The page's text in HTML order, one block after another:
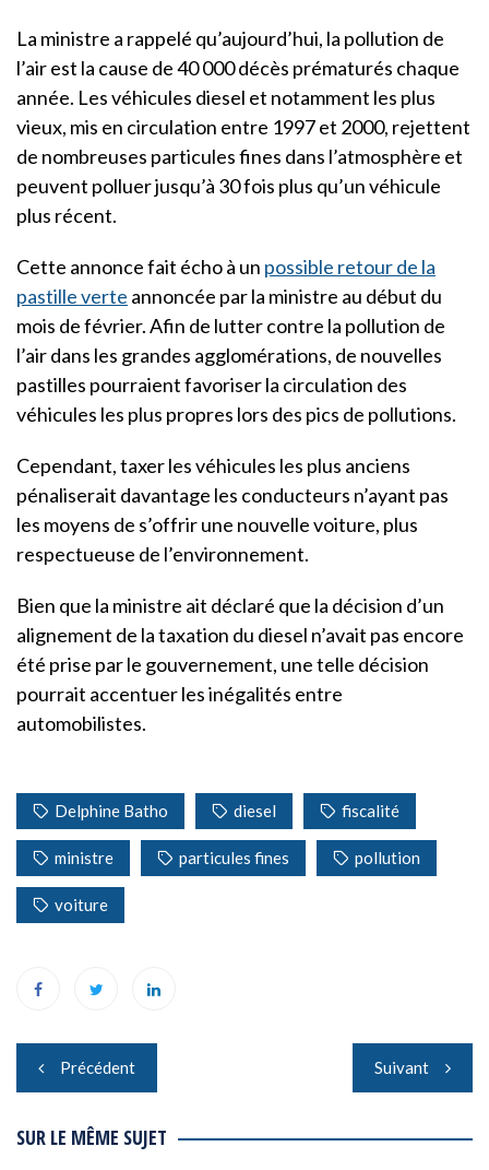
La ministre a rappelé qu’aujourd’hui, la pollution de
l’air est la cause de 40 000 décès prématurés chaque
année. Les véhicules diesel et notamment les plus
vieux, mis en circulation entre 1997 et 2000, rejettent
de nombreuses particules fines dans l’atmosphère et
peuvent polluer jusqu’à 30 fois plus qu’un véhicule
plus récent.
Cette annonce fait écho à un possible retour de la
pastille verte annoncée par la ministre au début du
mois de février. Afin de lutter contre la pollution de
l’air dans les grandes agglomérations, de nouvelles
pastilles pourraient favoriser la circulation des
véhicules les plus propres lors des pics de pollutions.
Cependant, taxer les véhicules les plus anciens
pénaliserait davantage les conducteurs n’ayant pas
les moyens de s’offrir une nouvelle voiture, plus
respectueuse de l’environnement.
Bien que la ministre ait déclaré que la décision d’un
alignement de la taxation du diesel n’avait pas encore
été prise par le gouvernement, une telle décision
pourrait accentuer les inégalités entre
automobilistes.
Delphine Batho diesel fiscalité
ministre particules fines pollution
voiture
Navigation
de
l’article
Précédent Suivant
SUR LE MÊME SUJET